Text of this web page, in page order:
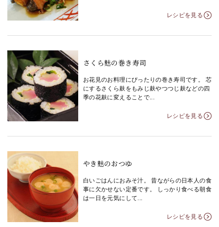
レシピを見る
さくら麸の巻き寿司
お花見のお料理にぴったりの巻き寿司です。 芯
にするさくら麸をもみじ麸やつつじ麸などの四
季の花麸に変えることで...
レシピを見る
やき麸のおつゆ
白いごはんにおみそ汁。 昔ながらの日本人の食
事に欠かせない定番です。 しっかり食べる朝食
は一日を元気にして...
レシピを見る